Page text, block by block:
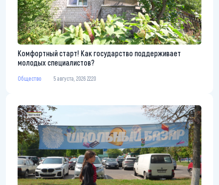
Комфортный старт! Как государство поддерживает
молодых специалистов?
Общество 5 августа, 2026 22:20